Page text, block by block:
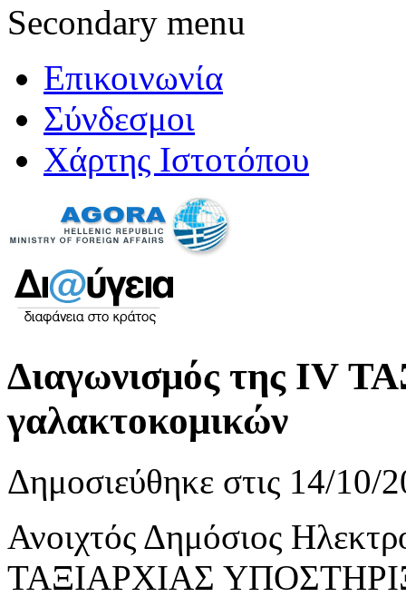
Secondary menu
Επικοινωνία
Σύνδεσμοι
Χάρτης Ιστοτόπου
Διαγωνισμός της IV
γαλακτοκομικών
Δημοσιεύθηκε στις 14/10/
Ανοιχτός Δημόσιος
ΤΑΞΙΑΡΧΙΑΣ